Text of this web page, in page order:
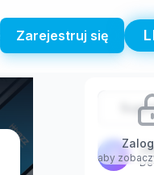
Zarejestruj się
aby
J